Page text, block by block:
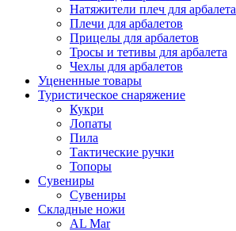
Натяжители плеч для арбалета
Плечи для арбалетов
Прицелы для арбалетов
Тросы и тетивы для арбалета
Чехлы для арбалетов
Уцененные товары
Туристическое снаряжение
Кукри
Лопаты
Пила
Тактические ручки
Топоры
Сувениры
Сувениры
Складные ножи
AL Mar